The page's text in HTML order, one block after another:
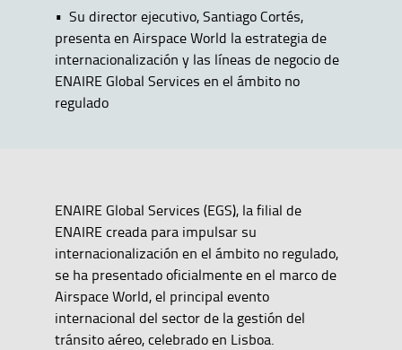
• Su director ejecutivo, Santiago Cortés,
presenta en Airspace World la estrategia de
internacionalización y las líneas de negocio de
ENAIRE Global Services en el ámbito no
regulado
ENAIRE Global Services (EGS), la filial de
ENAIRE creada para impulsar su
internacionalización en el ámbito no regulado,
se ha presentado oficialmente en el marco de
Airspace World, el principal evento
internacional del sector de la gestión del
tránsito aéreo, celebrado en Lisboa.